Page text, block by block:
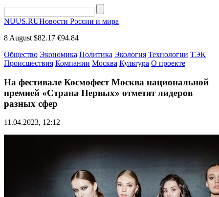
NUUS.RUНовости России и мира
8 August $82.17 €94.84
Общество Экономика Политика Экология Технологии ТЭК
Происшествия Компании Москва Культура О проекте
На фестивале Космофест Москва национальной
премией «Страна Первых» отметят лидеров
разных сфер
11.04.2023, 12:12